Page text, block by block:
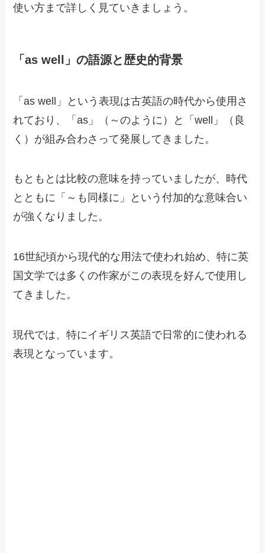
使い方まで詳しく見ていきましょう。
「as well」の語源と歴史的背景
「as well」という表現は古英語の時代から使用さ
れており、「as」（～のように）と「well」（良
く）が組み合わさって発展してきました。
もともとは比較の意味を持っていましたが、時代
とともに「～も同様に」という付加的な意味合い
が強くなりました。
16世紀頃から現代的な用法で使われ始め、特に英
国文学では多くの作家がこの表現を好んで使用し
てきました。
現代では、特にイギリス英語で日常的に使われる
表現となっています。